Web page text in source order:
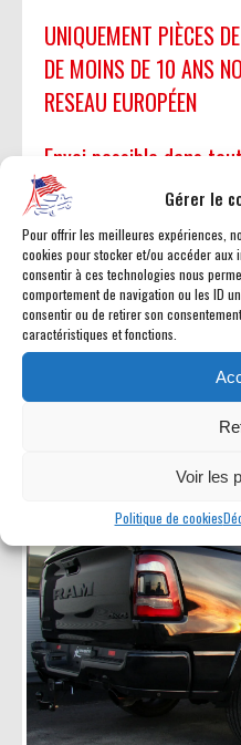
Gérer le
Pour offrir les meilleures expériences,
cookies pour stocker et/ou accéder aux
consentir à ces technologies nous
comportement de navigation ou les ID
consentir ou de retirer son
caractéristiques et fonctions.
Voir les
Politique de cookies
UNIQUEMENT PIÈCES
DE MOINS DE 10 ANS
RESEAU EUROPÉEN
Envoi possible dans
Partager l'annonce
Dans la catégorie